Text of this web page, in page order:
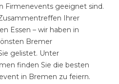
Firmenevents geeignet sind.
Ihrer
Essen – wir haben in
Bremer
gelistet. Unter
finden Sie die besten
in Bremen zu feiern.